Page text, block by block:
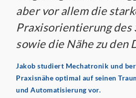
aber vor allem die
Praxisorientierung des
sowie die Nähe zu den
Jakob studiert Mechatronik und
Praxisnähe optimal auf seinen
und Automatisierung vor.